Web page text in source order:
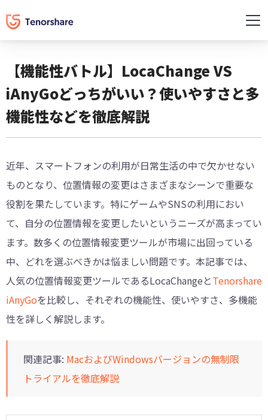
【機能性バトル】LocaChange VS
iAnyGoどっちがいい？使いやすさと多
機能性などを徹底解説
近年、スマートフォンの利用が日常生活の中で欠かせない
ものとなり、位置情報の変更はさまざまなシーンで重要な
役割を果たしています。特にゲームやSNSの利用におい
て、自分の位置情報を変更したいというニーズが高まってい
ます。数多くの位置情報変更ツールが市場に出回っている
中、どれを選ぶべきかは悩ましい問題です。本記事では、
人気の位置情報変更ツールであるLocaChangeとTenorshare
iAnyGoを比較し、それぞれの機能性、使いやすさ、多機能
性を詳しく解説します。
関連記事: MacおよびWindowsバージョンの無制限
トライアルを徹底解説